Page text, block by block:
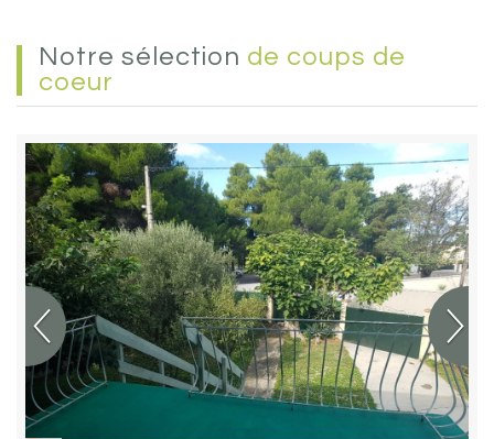
Notre sélection de coups de
coeur